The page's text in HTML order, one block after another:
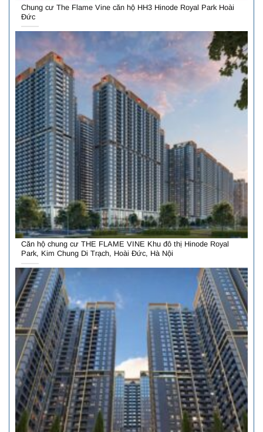
Chung cư The Flame Vine căn hộ HH3 Hinode Royal Park Hoài
Đức
Căn hộ chung cư THE FLAME VINE Khu đô thị Hinode Royal
Park, Kim Chung Di Trạch, Hoài Đức, Hà Nội